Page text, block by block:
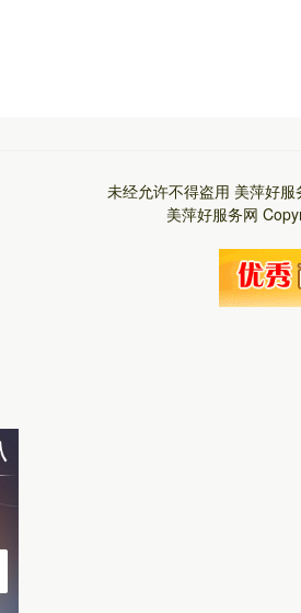
未经允许不得盗用 美萍好服
美萍好服务网